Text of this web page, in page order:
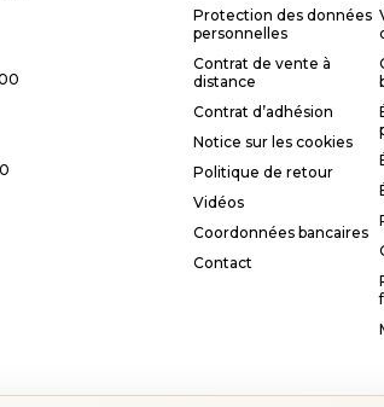
Protection des données
personnelles
Contrat de vente à
distance
Contrat d’adhésion
Notice sur les cookies
Politique de retour
Vidéos
Coordonnées bancaires
Contact
- Tous les droits d’auteur des